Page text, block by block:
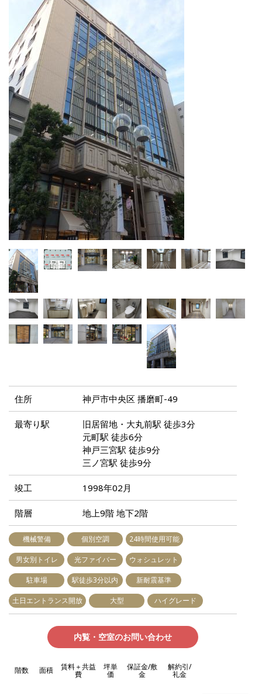
住所 神戸市中央区 播磨町-49
最寄り駅
旧居留地・大丸前駅 徒歩3分
元町駅 徒歩6分
神戸三宮駅 徒歩9分
三ノ宮駅 徒歩9分
竣工 1998年02月
階層 地上9階 地下2階
機械警備 個別空調 24時間使用可能
男女別トイレ 光ファイバー ウォシュレット
駐車場 駅徒歩3分以内 新耐震基準
土日エントランス開放 大型 ハイグレード
内覧・空室のお問い合わせ
階数 面積 賃料＋共益
費
坪単
価
保証金/敷
金
解約引/
礼金